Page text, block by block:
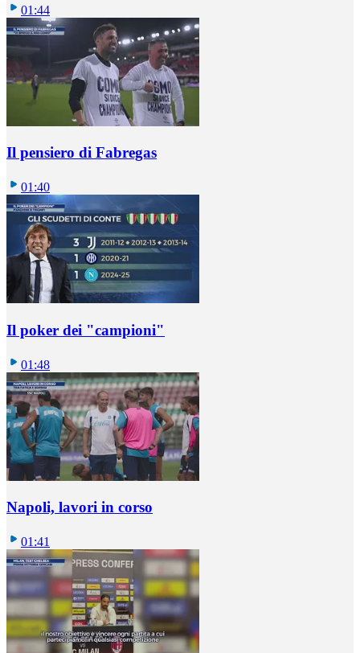
01:44
Il pensiero di Fabregas
01:40
Il poker dei "campioni"
01:48
Napoli, lavori in corso
01:41